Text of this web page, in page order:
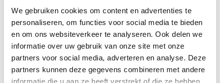
We gebruiken cookies om content en advertenties te
personaliseren, om functies voor social media te bieden
en om ons websiteverkeer te analyseren. Ook delen we
informatie over uw gebruik van onze site met onze
partners voor social media, adverteren en analyse. Deze
partners kunnen deze gegevens combineren met andere
Aantal
Toevoegen aan winkelwagen
Toevoegen aan offerte